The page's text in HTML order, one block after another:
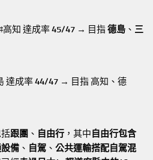
高知 達成率45/47 → 目指德島 、 三
達成率44/47 → 目指 高知、德
跟團 、 自由行 ，其中自由行包含
備 、 自駕 、 公共運輸搭配自駕混